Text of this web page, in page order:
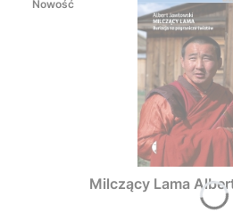
Nowość
Milczący Lama